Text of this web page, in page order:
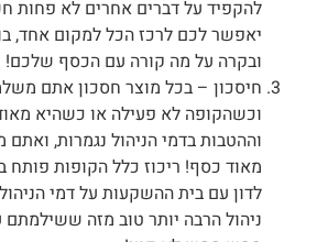
להקפיד על דברים אחרים לא פחות
יאפשר לכם לרכז הכל למקום אחד, בו
ובקרה על מה קורה עם הכסף שלכם!
חיסכון – בכל מוצר חסכון אתם משלמים
וכשהקופה לא פעילה או כשהיא מאוד
וההטבות בדמי הניהול נגמרות, ואתם
מאוד כסף! ריכוז כלל הקופות פותח
לדון עם בית ההשקעות על דמי הניהול
ניהול הרבה יותר טוב מזה ששילמתם עד